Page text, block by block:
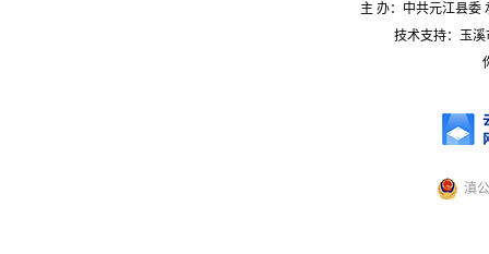
主 办：中共元江县委
技术支持：玉溪
滇